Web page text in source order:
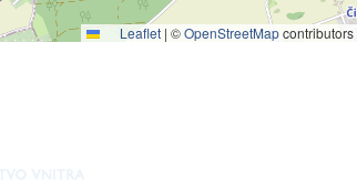
Leaflet | ©OpenStreetMapcontributors